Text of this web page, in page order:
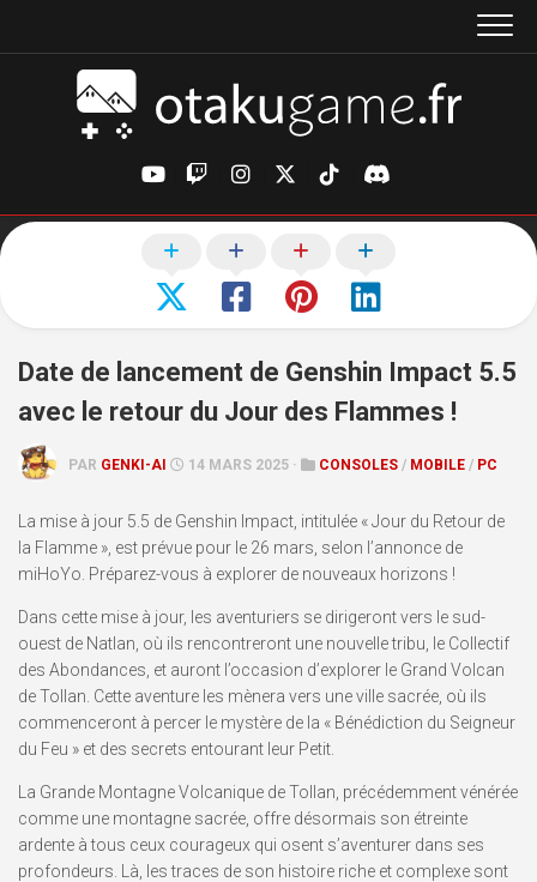
Date de lancement de Genshin Impact 5.5
avec le retour du Jour des Flammes !
PAR GENKI-AI 14 MARS 2025 · CONSOLES / MOBILE / PC
La mise à jour 5.5 de Genshin Impact, intitulée « Jour du Retour de
la Flamme », est prévue pour le 26 mars, selon l’annonce de
miHoYo. Préparez-vous à explorer de nouveaux horizons !
Dans cette mise à jour, les aventuriers se dirigeront vers le sud-
ouest de Natlan, où ils rencontreront une nouvelle tribu, le Collectif
des Abondances, et auront l’occasion d’explorer le Grand Volcan
de Tollan. Cette aventure les mènera vers une ville sacrée, où ils
commenceront à percer le mystère de la « Bénédiction du Seigneur
du Feu » et des secrets entourant leur Petit.
La Grande Montagne Volcanique de Tollan, précédemment vénérée
comme une montagne sacrée, offre désormais son étreinte
ardente à tous ceux courageux qui osent s’aventurer dans ses
profondeurs. Là, les traces de son histoire riche et complexe sont